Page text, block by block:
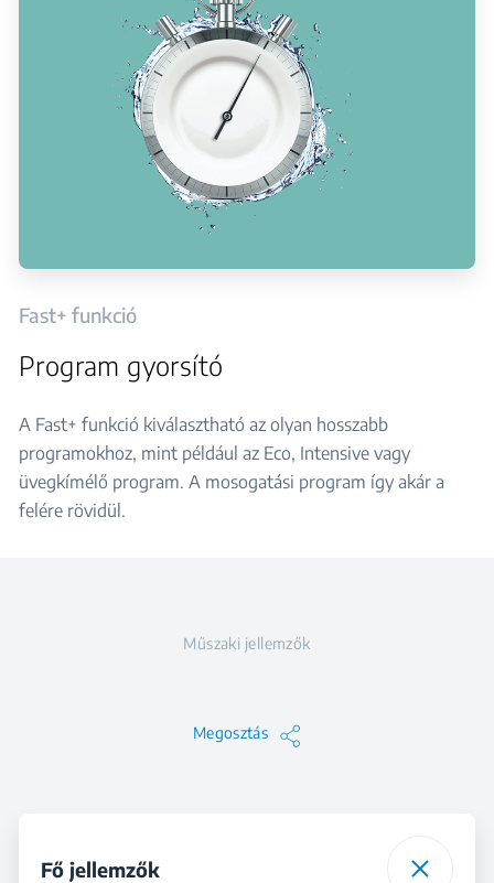
Fast+ funkció
Program gyorsító
A Fast+ funkció kiválasztható az olyan hosszabb
programokhoz, mint például az Eco, Intensive vagy
üvegkímélő program. A mosogatási program így akár a
felére rövidül.
Műszaki jellemzők
Megosztás
Fő jellemzők